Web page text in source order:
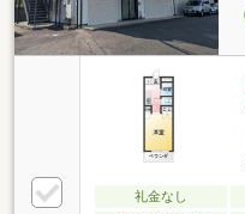
礼金なし